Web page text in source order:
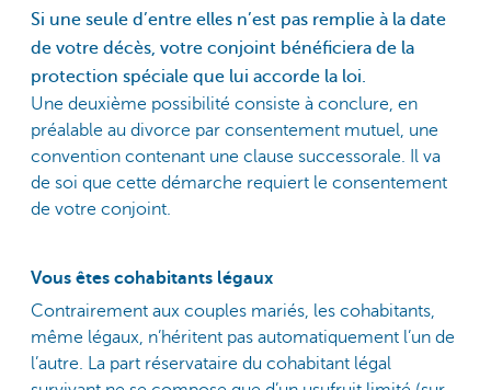
Si une seule d’entre elles n’est pas remplie à la date
de votre décès, votre conjoint bénéficiera de la
protection spéciale que lui accorde la loi.
Une deuxième possibilité consiste à conclure, en
préalable au divorce par consentement mutuel, une
convention contenant une clause successorale. Il va
de soi que cette démarche requiert le consentement
de votre conjoint.
Vous êtes cohabitants légaux
Contrairement aux couples mariés, les cohabitants,
même légaux, n’héritent pas automatiquement l’un de
l’autre. La part réservataire du cohabitant légal